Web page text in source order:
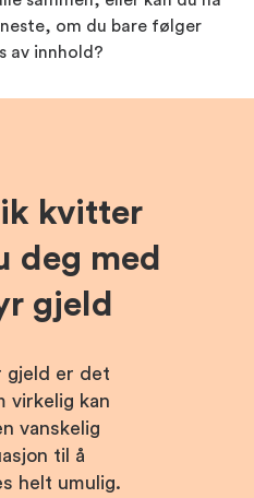
om du bare følger
av innhold?
kvitter
deg med
gjeld
gjeld er det
virkelig kan
vanskelig
til å
helt umulig.